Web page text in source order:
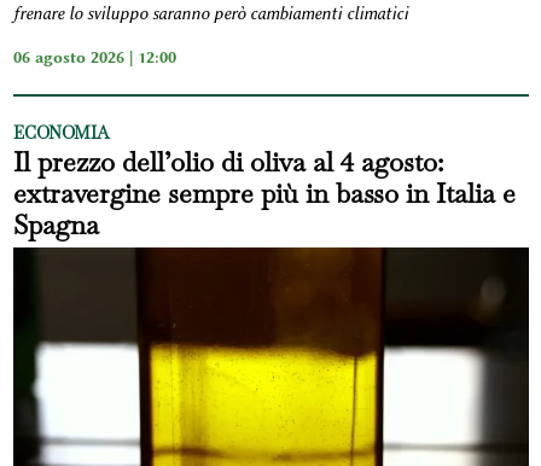
frenare lo sviluppo saranno però cambiamenti climatici
06 agosto 2026 | 12:00
ECONOMIA
Il prezzo dell’olio di oliva al 4 agosto:
extravergine sempre più in basso in Italia e
Spagna